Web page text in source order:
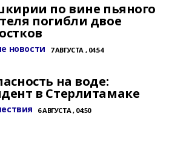
по вине пьяного
погибли двое
новости 7 АВГУСТА , 04:54
на воде:
в Стерлитамаке
6 АВГУСТА , 04:50